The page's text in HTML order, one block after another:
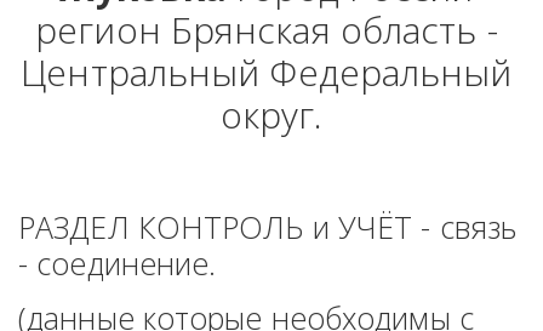
регион Брянская область -
Центральный Федеральный
округ.
РАЗДЕЛ КОНТРОЛЬ и УЧЁТ - связь
- соединение.
(данные которые необходимы с